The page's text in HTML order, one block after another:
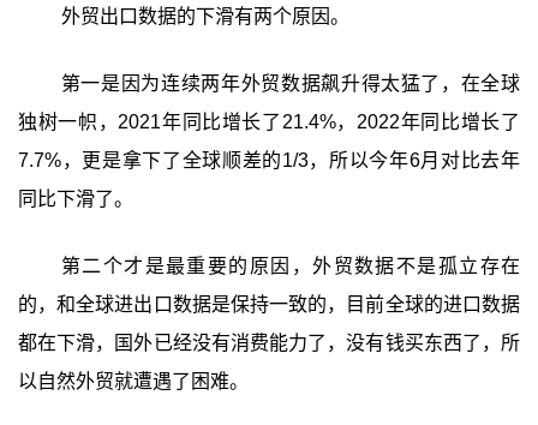
外贸出口数据的下滑有两个原因。
第一是因为连续两年外贸数据飙升得太猛了，在全球
独树一帜，2021年同比增长了21.4%，2022年同比增长了
7.7%，更是拿下了全球顺差的1/3，所以今年6月对比去年
同比下滑了。
第二个才是最重要的原因，外贸数据不是孤立存在
的，和全球进出口数据是保持一致的，目前全球的进口数据
都在下滑，国外已经没有消费能力了，没有钱买东西了，所
以自然外贸就遭遇了困难。